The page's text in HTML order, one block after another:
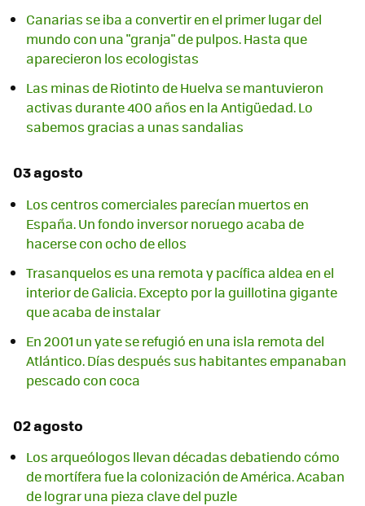
Canarias se iba a convertir en el primer lugar del
mundo con una "granja" de pulpos. Hasta que
aparecieron los ecologistas
Las minas de Riotinto de Huelva se mantuvieron
activas durante 400 años en la Antigüedad. Lo
sabemos gracias a unas sandalias
03 agosto
Los centros comerciales parecían muertos en
España. Un fondo inversor noruego acaba de
hacerse con ocho de ellos
Trasanquelos es una remota y pacífica aldea en el
interior de Galicia. Excepto por la guillotina gigante
que acaba de instalar
En 2001 un yate se refugió en una isla remota del
Atlántico. Días después sus habitantes empanaban
pescado con coca
02 agosto
Los arqueólogos llevan décadas debatiendo cómo
de mortífera fue la colonización de América. Acaban
de lograr una pieza clave del puzle